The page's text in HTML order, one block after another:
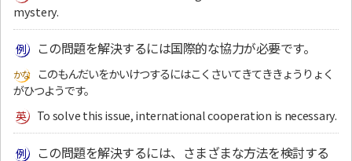
mystery.
この問題を解決するには国際的な協力が必要です。
このもんだいをかいけつするにはこくさいてきてききょうりょく
がひつようです。
To solve this issue, international cooperation is necessary.
この問題を解決するには、さまざまな方法を検討する